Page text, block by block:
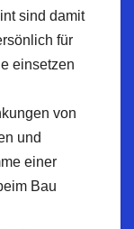
sind damit
für
einsetzen
von
und
einer
Bau